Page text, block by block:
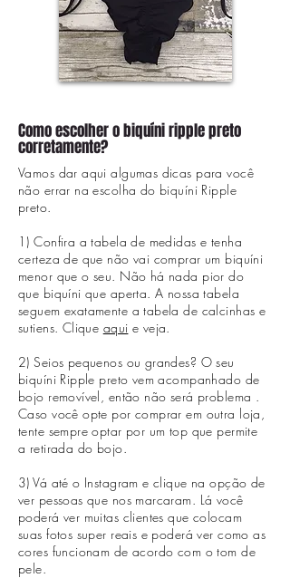
Como escolher o biquíni ripple preto
corretamente?
Vamos dar aqui algumas dicas para você
não errar na escolha do biquíni Ripple
preto.
1) Confira a tabela de medidas e tenha
certeza de que não vai comprar um biquíni
menor que o seu. Não há nada pior do
que biquíni que aperta. A nossa tabela
seguem exatamente a tabela de calcinhas e
sutiens. Clique aqui e veja.
2) Seios pequenos ou grandes? O seu
biquíni Ripple preto vem acompanhado de
bojo removível, então não será problema .
Caso você opte por comprar em outra loja,
tente sempre optar por um top que permite
a retirada do bojo.
3) Vá até o Instagram e clique na opção de
ver pessoas que nos marcaram. Lá você
poderá ver muitas clientes que colocam
suas fotos super reais e poderá ver como as
cores funcionam de acordo com o tom de
pele.